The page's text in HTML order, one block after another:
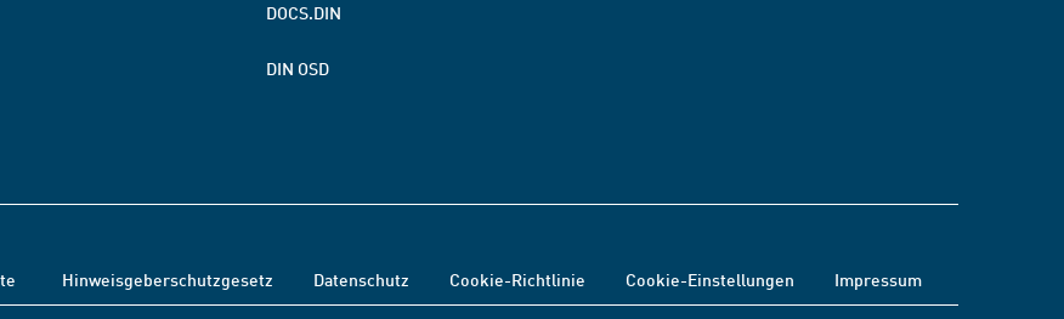
DOCS.DIN
DIN OSD
Hinweisgeberschutzgesetz Datenschutz Cookie-Richtlinie Cookie-Einstellungen Impressum